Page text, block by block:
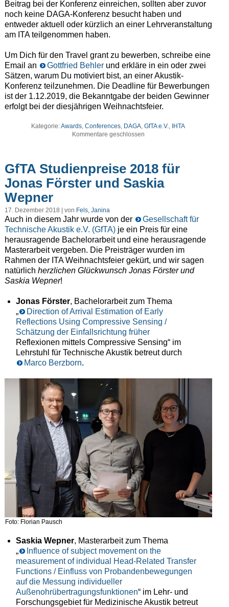
Beitrag bei der Konferenz einreichen, sollten aber zuvor
noch keine DAGA-Konferenz besucht haben und
entweder aktuell oder kürzlich an einer Lehrveranstaltung
am ITA teilgenommen haben.
Um Dich für den Travel grant zu bewerben, schreibe eine
Email an
Gottfried Behlerund erkläre in ein oder zwei
Sätzen, warum Du motiviert bist, an einer Akustik-
Konferenz teilzunehmen. Die Deadline für Bewerbungen
ist der 1.12.2019, die Bekanntgabe der beiden Gewinner
erfolgt bei der diesjährigen Weihnachtsfeier.
Kategorie:Awards,Conferences, DAGA,GfTA e.V., IHTA
Kommentare geschlossen
GfTA Studienpreise 2018 für
Jonas Förster und Saskia
Wepner
17. Dezember 2018 | von Fels, Janina
Auch in diesem Jahr wurde von der
Gesellschaft für
Technische Akustik e.V. (GfTA)je ein Preis für eine
herausragende Bachelorarbeit und eine herausragende
Masterarbeit vergeben. Die Preisträger wurden im
Rahmen der ITA Weihnachtsfeier gekürt, und wir sagen
natürlich herzlichen Glückwunsch Jonas Förster und
Saskia Wepner!
Jonas Förster, Bachelorarbeit zum Thema
„
Direction of Arrival Estimation of Early
Reflections Using Compressive Sensing /
Schätzung der Einfallsrichtung früher
Reflexionen mittels Compressive Sensing“ im
Lehrstuhl für Technische Akustik betreut durch
Marco Berzborn.
Foto: Florian Pausch
Saskia Wepner, Masterarbeit zum Thema
„
Influence of subject movement on the
measurement of individual Head-Related Transfer
Functions / Einfluss von Probandenbewegungen
auf die Messung individueller
Außenohrübertragungsfunktionen“ im Lehr- und
Forschungsgebiet für Medizinische Akustik betreut